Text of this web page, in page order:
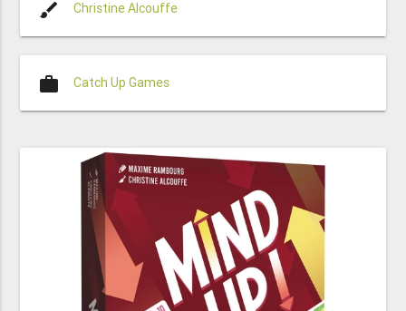
brush Christine Alcouffe
work Catch Up Games